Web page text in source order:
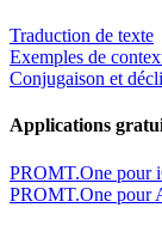
Traduction de texte
Exemples de
Conjugaison et
Applications
PROMT.One pour
PROMT.One pour